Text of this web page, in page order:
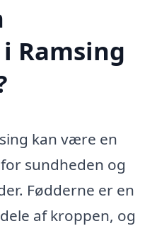
Ramsing
kan være en
sundheden og
Fødderne er en
af kroppen, og